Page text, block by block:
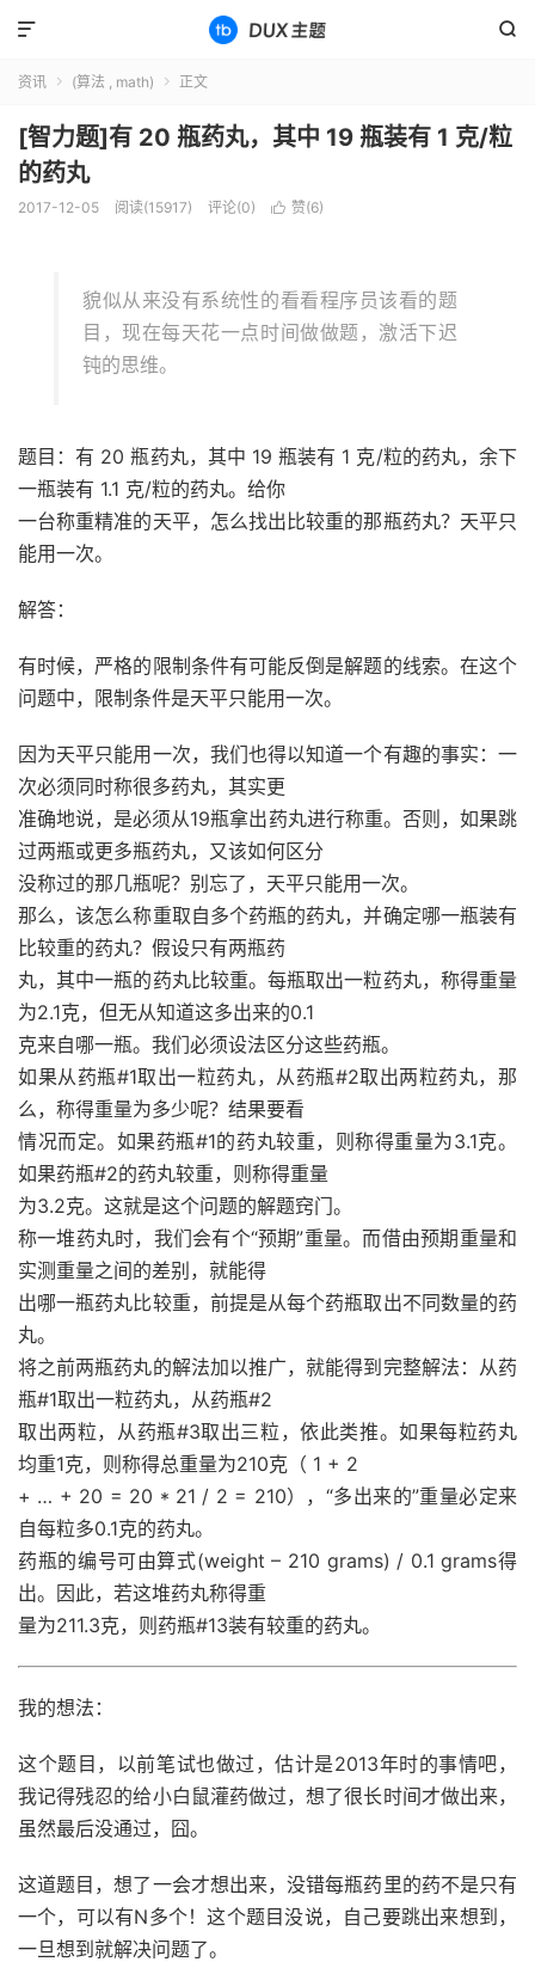


资讯  (算法 , math)  正文
[智力题]有 20 瓶药丸，其中 19 瓶装有 1 克/粒
的药丸
2017-12-05 阅读(15917) 评论(0)  赞(6)
貌似从来没有系统性的看看程序员该看的题
目，现在每天花一点时间做做题，激活下迟
钝的思维。
题目：有 20瓶药丸，其中 19瓶装有 1 克/粒的药丸，余下
一瓶装有 1.1 克/粒的药丸。给你
一台称重精准的天平，怎么找出比较重的那瓶药丸？天平只
能用一次。
解答：
有时候，严格的限制条件有可能反倒是解题的线索。在这个
问题中，限制条件是天平只能用一次。
因为天平只能用一次，我们也得以知道一个有趣的事实：一
次必须同时称很多药丸，其实更
准确地说，是必须从19瓶拿出药丸进行称重。否则，如果跳
过两瓶或更多瓶药丸，又该如何区分
没称过的那几瓶呢？别忘了，天平只能用一次。
那么，该怎么称重取自多个药瓶的药丸，并确定哪一瓶装有
比较重的药丸？假设只有两瓶药
丸，其中一瓶的药丸比较重。每瓶取出一粒药丸，称得重量
为2.1克，但无从知道这多出来的0.1
克来自哪一瓶。我们必须设法区分这些药瓶。
如果从药瓶#1取出一粒药丸，从药瓶#2取出两粒药丸，那
么，称得重量为多少呢？结果要看
情况而定。如果药瓶#1的药丸较重，则称得重量为3.1克。
如果药瓶#2的药丸较重，则称得重量
为3.2克。这就是这个问题的解题窍门。
称一堆药丸时，我们会有个“预期”重量。而借由预期重量和
实测重量之间的差别，就能得
出哪一瓶药丸比较重，前提是从每个药瓶取出不同数量的药
丸。
将之前两瓶药丸的解法加以推广，就能得到完整解法：从药
瓶#1取出一粒药丸，从药瓶#2
取出两粒，从药瓶#3取出三粒，依此类推。如果每粒药丸
均重1克，则称得总重量为210克（ 1 + 2
+ … + 20 = 20 * 21 / 2 = 210），“多出来的”重量必定来
自每粒多0.1克的药丸。
药瓶的编号可由算式(weight – 210 grams) / 0.1 grams得
出。因此，若这堆药丸称得重
量为211.3克，则药瓶#13装有较重的药丸。
我的想法：
这个题目，以前笔试也做过，估计是2013年时的事情吧，
我记得残忍的给小白鼠灌药做过，想了很长时间才做出来，
虽然最后没通过，囧。
这道题目，想了一会才想出来，没错每瓶药里的药不是只有
一个，可以有N多个！这个题目没说，自己要跳出来想到，
一旦想到就解决问题了。